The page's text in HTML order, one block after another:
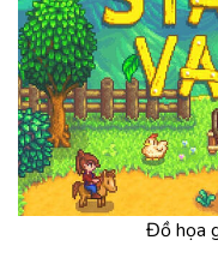
Đồ họa